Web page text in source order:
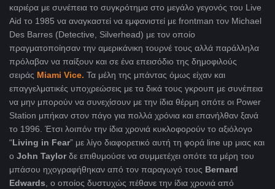
καριέρα με συνέπεια το συγκρότημα στο μεγάλο γεγονός του Live
Aid το 1985 να αναγκαστεί να εμφανιστεί με frontman τον Michael
Des Barres (Detective, Silverhead) με τον οποίο
πραγματοποίησαν την αμερικάνικη τουρνέ τους αλλά παράλληλα
πρόλαβαν να παίξουν και σε ένα επεισόδιο της δημοφιλούς
σειράς Miami Vice. Τα μέλη της μπάντας όμως είχαν και
επαγγελματικές υποχρεώσεις με τα δικά τους γκρουπ με συνέπεια
να μην μπορούν να συνεχίσουν με την ίδια θέρμη οπότε οι Power
Station μπήκαν στον πάγο για πολλά χρόνια και επανήλθαν ξανά
το 1996. Έτσι λοιπόν την ίδια χρονιά κυκλοφορούν το αξιόλογο
“Living in Fear” με λίγο διαφορετικό αυτή τη φορά line up μιας και
ο John Taylorδε επιθυμούσε να συμμετέχει οπότε τα μέρη του
μπάσου ηχογραφήθηκαν από τον παραγωγό τους Bernard
Edwards, ο οποίος δυστυχώς πέθανε την ίδια χρονιά από